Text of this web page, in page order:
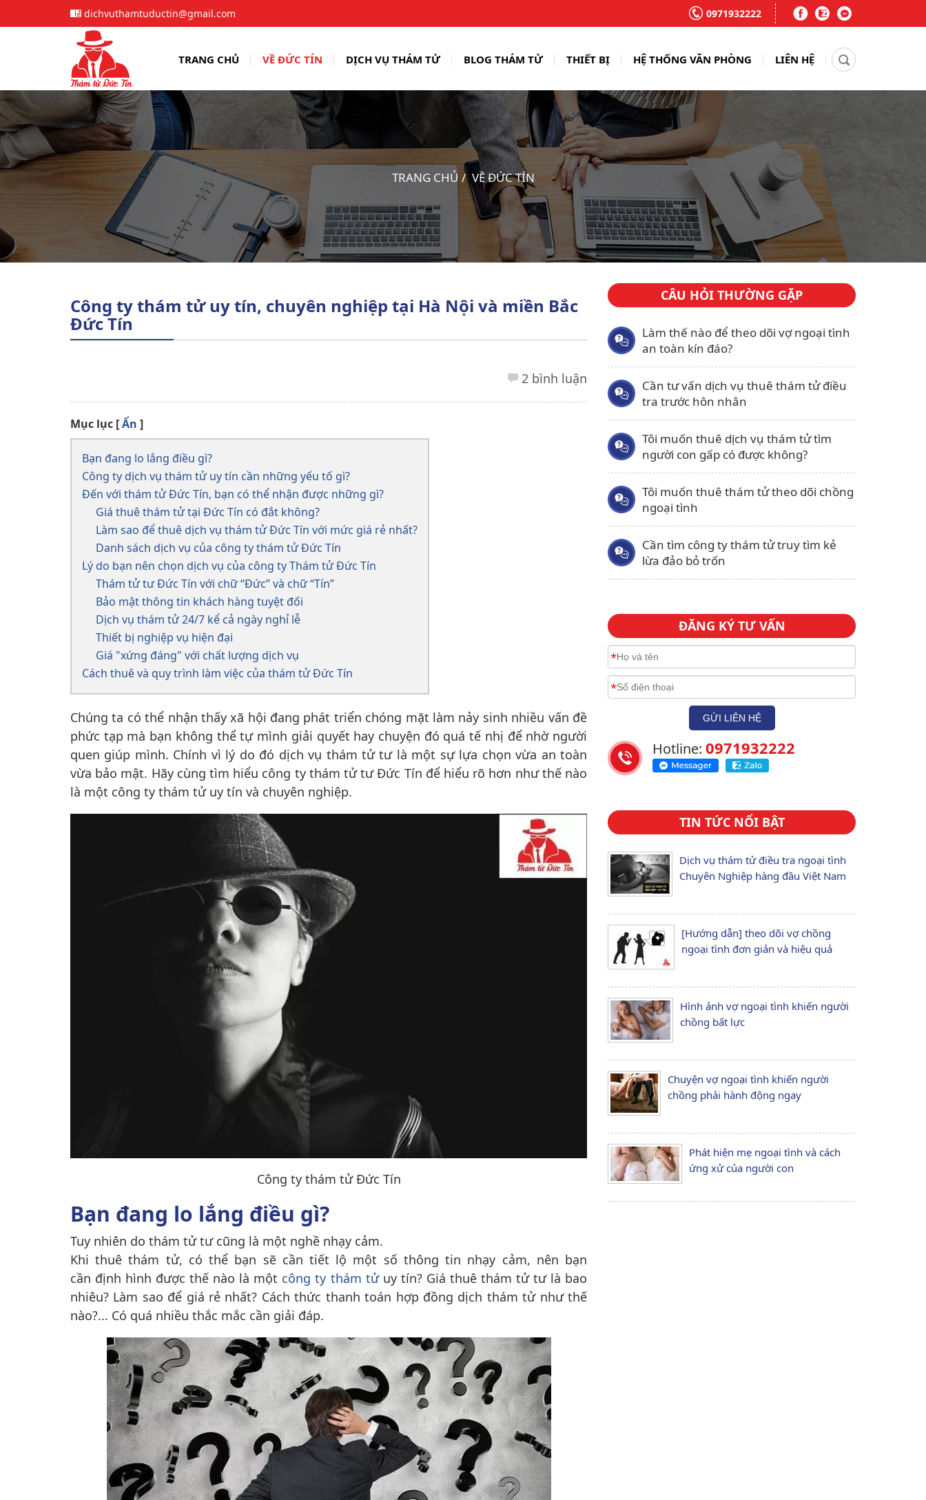
dichvuthamtuductin@gmail.com 0971932222
TRANG CHỦ VỀ ĐỨC TÍN DỊCH VỤ THÁM TỬ BLOG THÁM TỬ THIẾT BỊ HỆ THỐNG VĂN PHÒNG LIÊN HỆ
TRANG CHỦ VỀ ĐỨC TÍN
Công ty thám tử uy tín, chuyên nghiệp tại Hà Nội và miền Bắc
Đức Tín
2 bình luận
Mục lục [Ẩn ]
Bạn đang lo lắng điều gì?
Công ty dịch vụ thám tử uy tín cần những yếu tố gì?
Đến với thám tử Đức Tín, bạn có thể nhận được những gì?
Giá thuê thám tử tại Đức Tín có đắt không?
Làm sao để thuê dịch vụ thám tử Đức Tín với mức giá rẻ nhất?
Danh sách dịch vụ của công ty thám tử Đức Tín
Lý do bạn nên chọn dịch vụ của công ty Thám tử Đức Tín
Thám tử tư Đức Tín với chữ “Đức” và chữ “Tín”
Bảo mật thông tin khách hàng tuyệt đối
Dịch vụ thám tử 24/7 kể cả ngày nghỉ lễ
Thiết bị nghiệp vụ hiện đại
Giá "xứng đáng" với chất lượng dịch vụ
Cách thuê và quy trình làm việc của thám tử Đức Tín
Chúng ta có thể nhận thấy xã hội đang phát triển chóng mặt làm nảy sinh nhiều vấn đề
phức tạp mà bạn không thể tự mình giải quyết hay chuyện đó quá tế nhị để nhờ người
quen giúp mình. Chính vì lý do đó dịch vụ thám tử tư là một sự lựa chọn vừa an toàn
vừa bảo mật. Hãy cùng tìm hiểu công ty thám tử tư Đức Tín để hiểu rõ hơn như thế nào
là một công ty thám tử uy tín và chuyên nghiệp.
Công ty thám tử Đức Tín
Bạn đang lo lắng điều gì?
Tuy nhiên do thám tử tư cũng là một nghề nhạy cảm.
Khi thuê thám tử, có thể bạn sẽ cần tiết lộ một số thông tin nhạy cảm, nên bạn
cần định hình được thế nào là một công ty thám tửuy tín? Giá thuê thám tử tư là bao
nhiêu? Làm sao để giá rẻ nhất? Cách thức thanh toán hợp đồng dịch thám tử như thế
nào?... Có quá nhiều thắc mắc cần giải đáp.
CÂU HỎI THƯỜNG GẶP
Làm thế nào để theo dõi vợ ngoại tình
an toàn kín đáo?
Cần tư vấn dịch vụ thuê thám tử điều
tra trước hôn nhân
Tôi muốn thuê dịch vụ thám tử tìm
người con gấp có được không?
Tôi muốn thuê thám tử theo dõi chồng
ngoại tình
Cần tìm công ty thám tử truy tìm kẻ
lừa đảo bỏ trốn
ĐĂNG KÝ TƯ VẤN
*
*
Hotline: 0971932222
TIN TỨC NỔI BẬT
Dịch vụ thám tử điều tra ngoại tình
Chuyên Nghiệp hàng đầu Việt Nam
[Hướng dẫn] theo dõi vợ chồng
ngoại tình đơn giản và hiệu quả
Hình ảnh vợ ngoại tình khiến người
chồng bất lực
Chuyện vợ ngoại tình khiến người
chồng phải hành động ngay
Phát hiện mẹ ngoại tình và cách
ứng xử của người con